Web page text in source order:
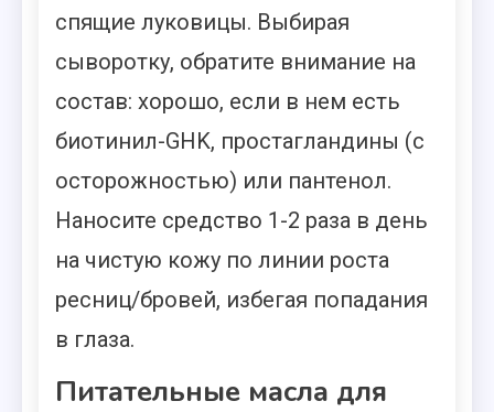
спящие луковицы. Выбирая
сыворотку, обратите внимание на
состав: хорошо, если в нем есть
биотинил-GHK, простагландины (с
осторожностью) или пантенол.
Наносите средство 1-2 раза в день
на чистую кожу по линии роста
ресниц/бровей, избегая попадания
в глаза.
Питательные масла для